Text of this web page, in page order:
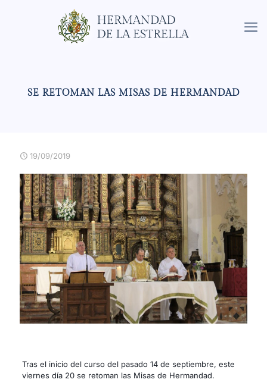
SE RETOMAN LAS MISAS DE HERMANDAD
19/09/2019
Tras el inicio del curso del pasado 14 de septiembre, este
viernes día 20 se retoman las Misas de Hermandad.